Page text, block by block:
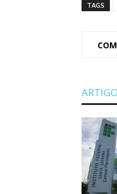
TAGS